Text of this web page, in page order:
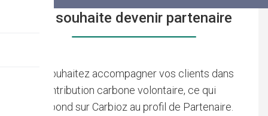
Je souhaite devenir partenaire
Vous souhaitez accompagner vos clients dans
leur contribution carbone volontaire, ce qui
correspond sur Carbioz au profil de Partenaire.